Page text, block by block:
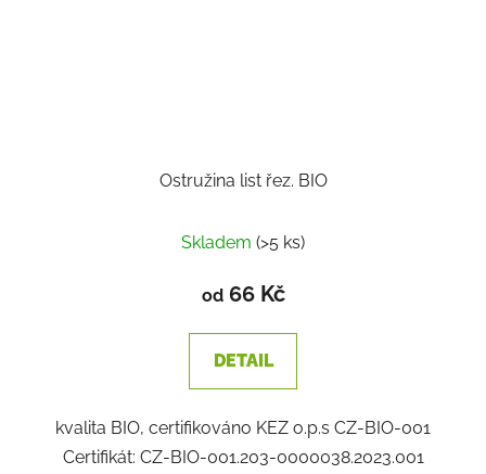
Ostružina list řez. BIO
Skladem (>5 ks)
od66 Kč
DETAIL
kvalita BIO, certifikováno KEZ o.p.s CZ-BIO-001
Certifikát: CZ-BIO-001.203-0000038.2023.001